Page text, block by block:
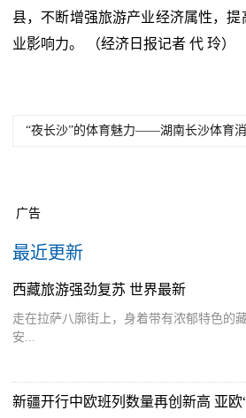
县，不断增强旅游产业经济属性，
业影响力。 （经济日报记者 代 玲）
“夜长沙”的体育魅力——湖南长沙体育
广告
最近更新
西藏旅游强劲复苏 世界最新
走在拉萨八廓街上，身着带有浓郁特色的
安...